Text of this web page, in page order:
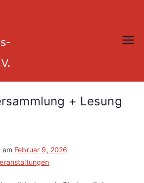
+ Lesung
Februar 9, 2026